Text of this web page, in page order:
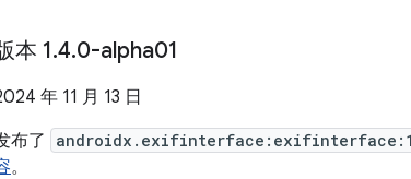
本 1.4.0-alpha01
年 11 月 13 日
布了
。